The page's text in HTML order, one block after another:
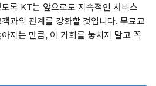
록 KT는 앞으로도 지속적인 서비스
과의 관계를 강화할 것입니다. 무료교
지는 만큼, 이 기회를 놓치지 말고 꼭